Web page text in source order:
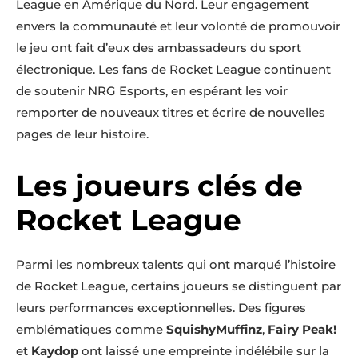
League en Amérique du Nord. Leur engagement
envers la communauté et leur volonté de promouvoir
le jeu ont fait d’eux des ambassadeurs du sport
électronique. Les fans de Rocket League continuent
de soutenir NRG Esports, en espérant les voir
remporter de nouveaux titres et écrire de nouvelles
pages de leur histoire.
Les joueurs clés de
Rocket League
Parmi les nombreux talents qui ont marqué l’histoire
de Rocket League, certains joueurs se distinguent par
leurs performances exceptionnelles. Des figures
emblématiques comme SquishyMuffinz, Fairy Peak!
et Kaydop ont laissé une empreinte indélébile sur la